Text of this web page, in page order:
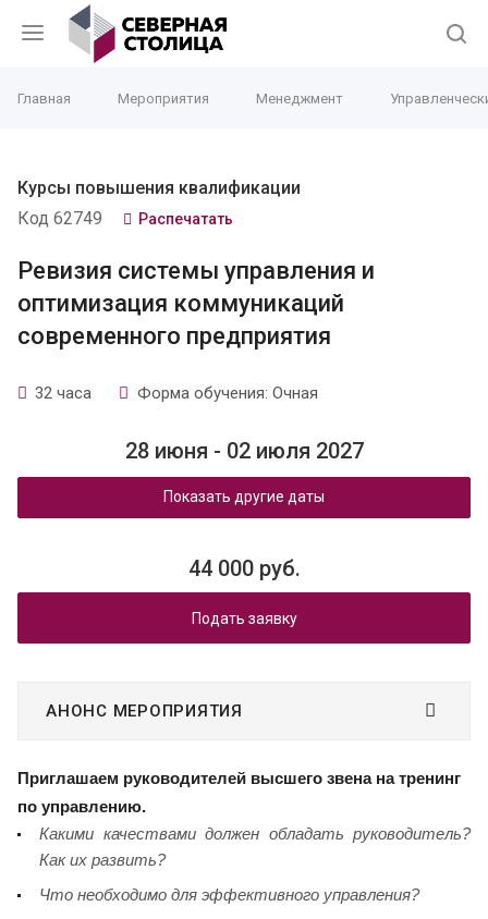
Главная Мероприятия Менеджмент
Курсы повышения квалификации
Код 62749
Распечатать
Ревизия системы управления и
оптимизация коммуникаций
современного предприятия
32 часа Форма обучения: Очная
28 июня - 02 июля 2027
Показать другие даты
44 000 руб.
Подать заявку
АНОНС МЕРОПРИЯТИЯ
Приглашаем руководителей высшего звена на тренинг
по управлению.
Какими качествами должен обладать руководитель?
Как их развить?
Что необходимо для эффективного управления?